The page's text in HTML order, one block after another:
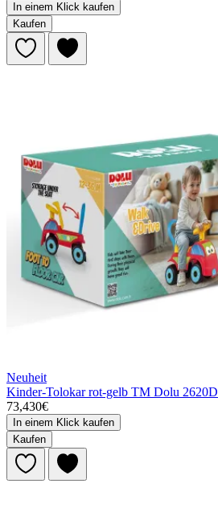
In einem Klick kaufen
Kaufen
Neuheit
Kinder-Tolokar rot-gelb TM Dolu 2620D
73,430€
In einem Klick kaufen
Kaufen